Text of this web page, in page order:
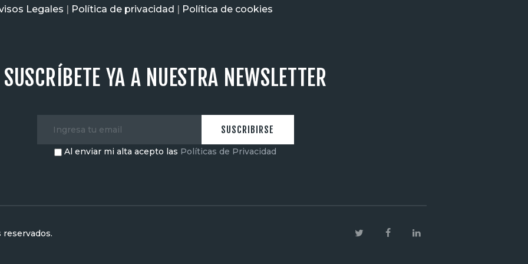
Legales | Política de privacidad | Política de cookies
SUSCRÍBETE YA A NUESTRA NEWSLETTER
Al enviar mi alta acepto las Políticas de Privacidad